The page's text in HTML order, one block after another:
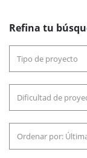
Refina tu